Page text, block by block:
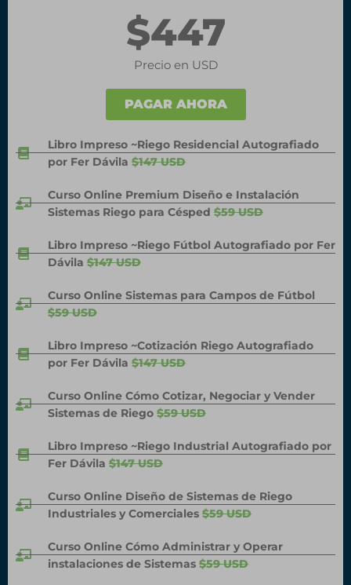
$447
Precio en USD
PAGAR AHORA
Libro Impreso ~Riego Residencial Autografiado
por Fer Dávila $147 USD
Curso Online Premium Diseño e Instalación
Sistemas Riego para Césped $59 USD
Libro Impreso ~Riego Fútbol Autografiado por Fer
Dávila $147 USD
Curso Online Sistemas para Campos de Fútbol
$59 USD
Libro Impreso ~Cotización Riego Autografiado
por Fer Dávila $147 USD
Curso Online Cómo Cotizar, Negociar y Vender
Sistemas de Riego $59 USD
Libro Impreso ~Riego Industrial Autografiado por
Fer Dávila $147 USD
Curso Online Diseño de Sistemas de Riego
Industriales y Comerciales $59 USD
Curso Online Cómo Administrar y Operar
instalaciones de Sistemas $59 USD